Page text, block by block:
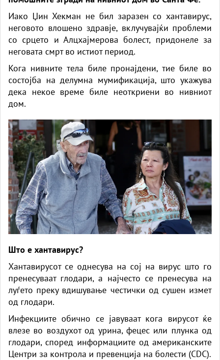
Иако Џин Хекман не бил заразен со хантавирус,
неговото влошено здравје, вклучувајќи проблеми
со срцето и Алцхајмерова болест, придонеле за
неговата смрт во истиот период.
Кога нивните тела биле пронајдени, тие биле во
состојба на делумна мумификација, што укажува
дека некое време биле неоткриени во нивниот
дом.
Што е хантавирус?
Хантавирусот се однесува на сој на вирус што го
пренесуваат глодари, а најчесто се пренесува на
луѓето преку вдишување честички од сушен измет
од глодари.
Инфекциите обично се јавуваат кога вирусот ќе
влезе во воздухот од урина, фецес или плунка од
глодари, според информациите од американските
Центри за контрола и превенција на болести (CDC).